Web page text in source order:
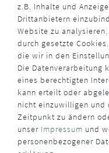
z.B. Inhalte und
Drittanbietern
Website zu
durch gesetzte
die wir in den
Die Datenverarbeitung
eines berechtigten
kann erteilt oder
nicht einzuwilligen und
Zeitpunkt zu ändern
unser Impressum und
personenbezogener